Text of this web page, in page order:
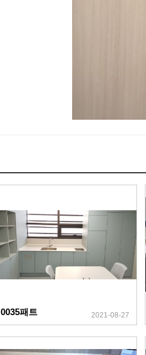
0035패트 2021-08-27